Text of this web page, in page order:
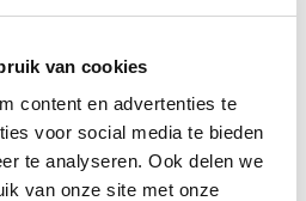
van cookies
content en advertenties te
voor social media te bieden
te analyseren. Ook delen we
van onze site met onze